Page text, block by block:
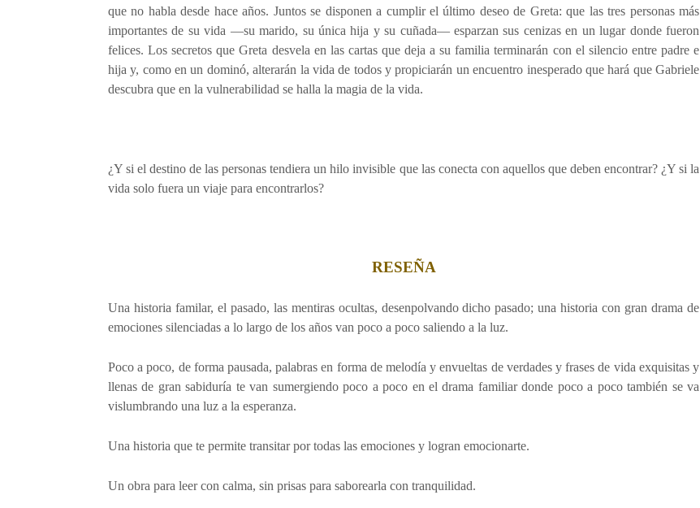
que no habla desde hace años. Juntos se disponen a cumplir el último deseo de Greta: que las tres personas más
importantes de su vida —su marido, su única hija y su cuñada— esparzan sus cenizas en un lugar donde fueron
felices. Los secretos que Greta desvela en las cartas que deja a su familia terminarán con el silencio entre padre e
hija y, como en un dominó, alterarán la vida de todos y propiciarán un encuentro inesperado que hará que Gabriele
descubra que en la vulnerabilidad se halla la magia de la vida.
¿Y si el destino de las personas tendiera un hilo invisible que las conecta con aquellos que deben encontrar? ¿Y si la
vida solo fuera un viaje para encontrarlos?
RESEÑA
Una historia familar, el pasado, las mentiras ocultas, desenpolvando dicho pasado; una historia con gran drama de
emociones silenciadas a lo largo de los años van poco a poco saliendo a la luz.
Poco a poco, de forma pausada, palabras en forma de melodía y envueltas de verdades y frases de vida exquisitas y
llenas de gran sabiduría te van sumergiendo poco a poco en el drama familiar donde poco a poco también se va
vislumbrando una luz a la esperanza.
Una historia que te permite transitar por todas las emociones y logran emocionarte.
Un obra para leer con calma, sin prisas para saborearla con tranquilidad.